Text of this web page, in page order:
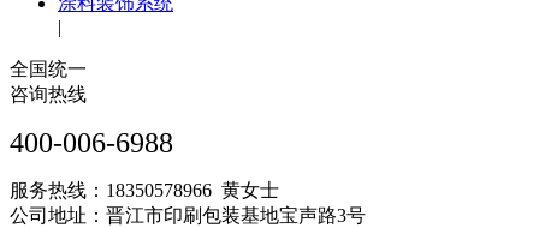
|
全国统一
咨询热线
400-006-6988
服务热线：18350578966 黄女士
公司地址：晋江市印刷包装基地宝声路3号